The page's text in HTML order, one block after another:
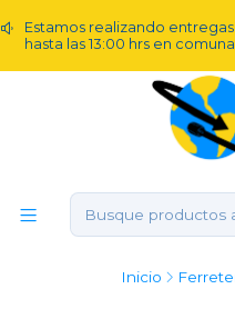
Estamos realizando
hasta las 13:00 hrs en
Inicio